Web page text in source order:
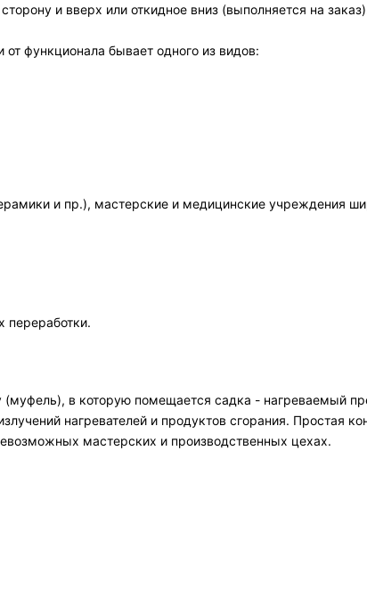
и вверх или откидное вниз (выполняется на
функционала бывает одного из видов:
и пр.), мастерские и медицинские учреждения
переработки.
в которую помещается садка - нагреваемый
нагревателей и продуктов сгорания. Простая
мастерских и производственных цехах.